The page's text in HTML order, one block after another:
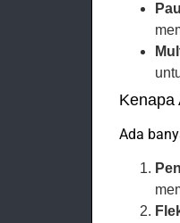
Kenapa
Ada